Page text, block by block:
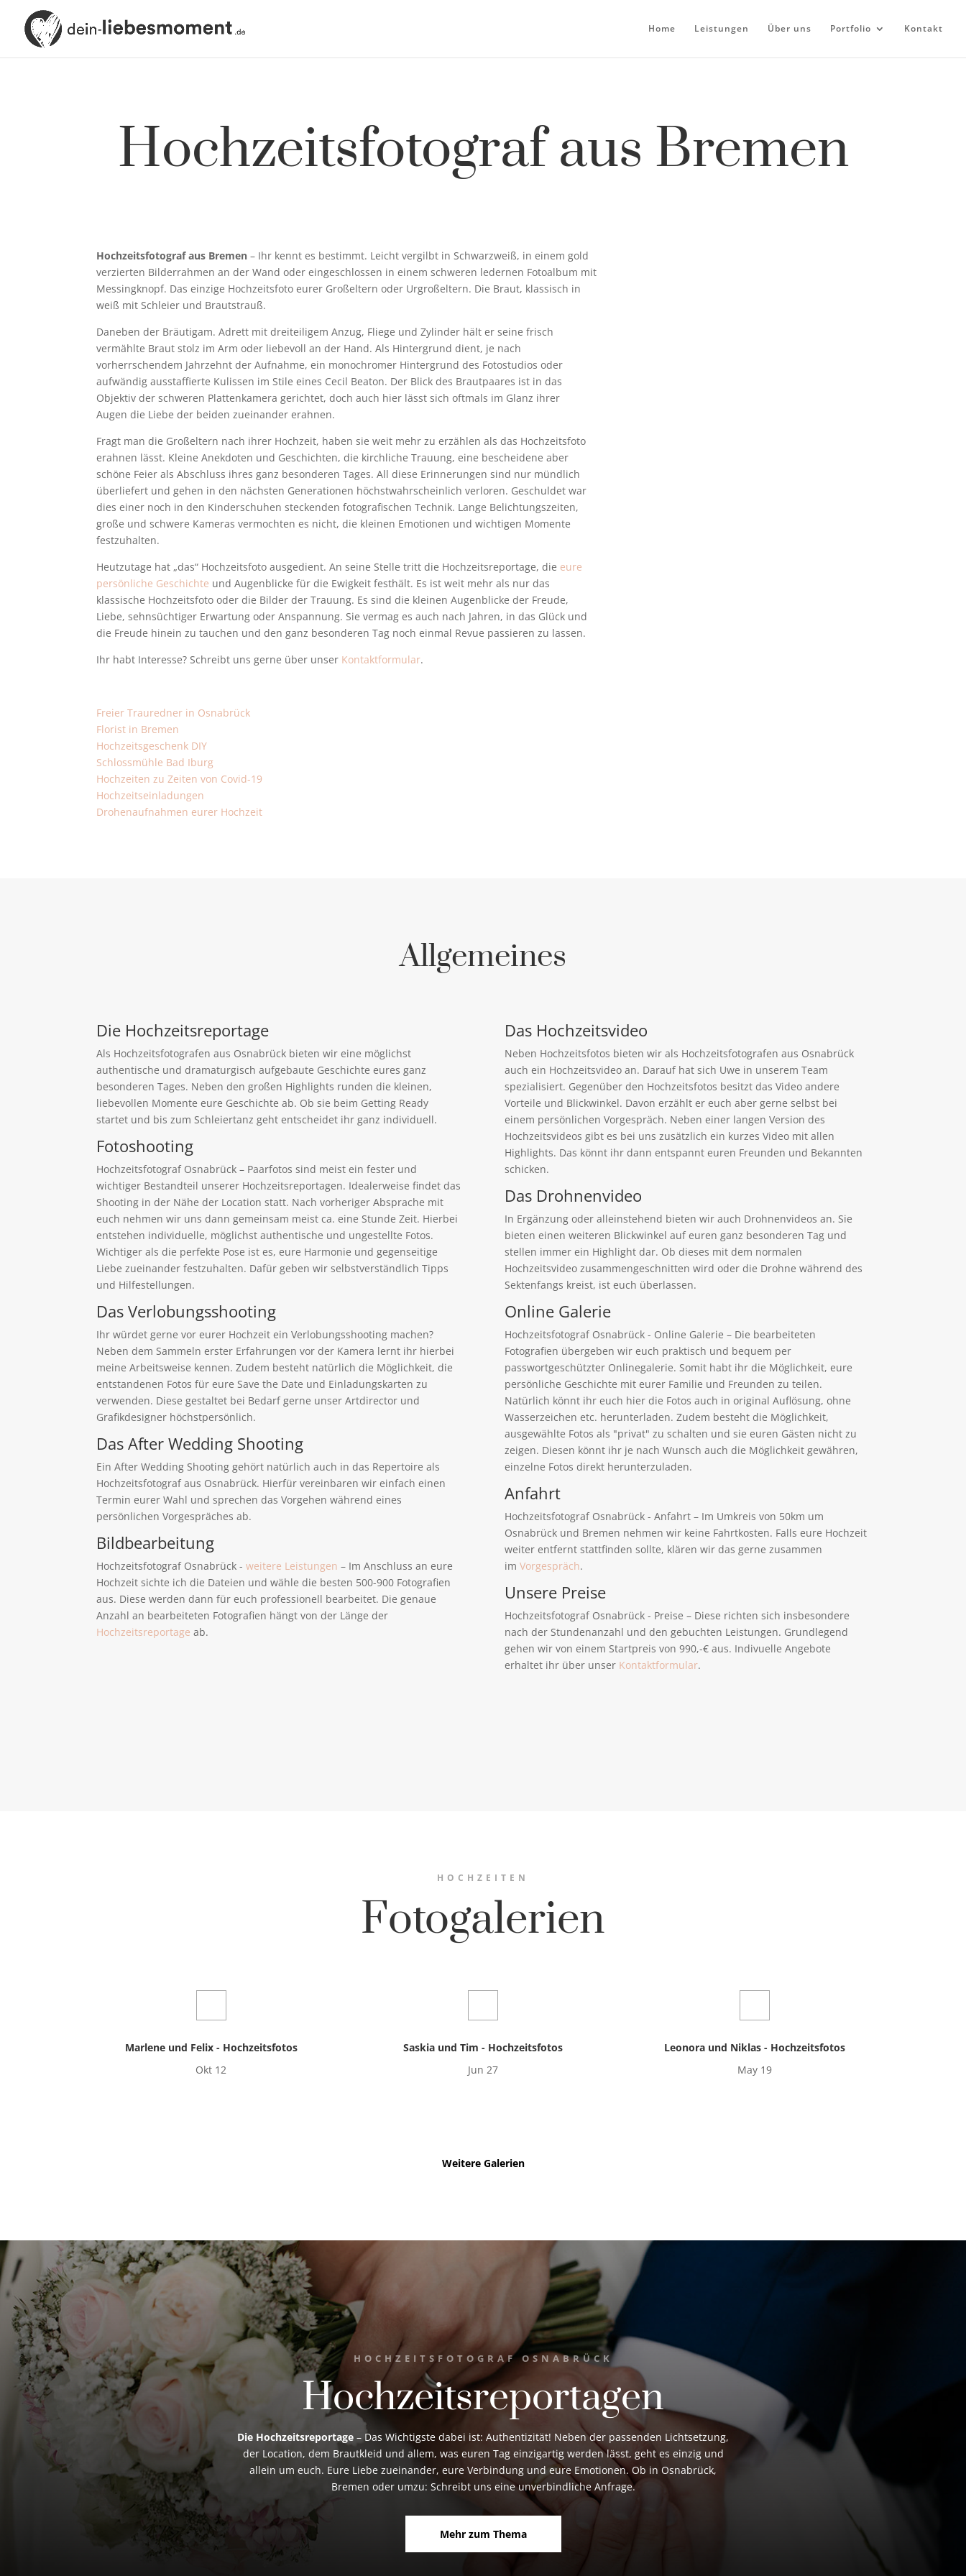
Home Leistungen Über uns Portfolio Kontakt
Hochzeitsfotograf aus Bremen
Hochzeitsfotograf aus Bremen – Ihr kennt es bestimmt. Leicht vergilbt in Schwarzweiß, in einem gold
verzierten Bilderrahmen an der Wand oder eingeschlossen in einem schweren ledernen Fotoalbum mit
Messingknopf. Das einzige Hochzeitsfoto eurer Großeltern oder Urgroßeltern. Die Braut, klassisch in
weiß mit Schleier und Brautstrauß.
Daneben der Bräutigam. Adrett mit dreiteiligem Anzug, Fliege und Zylinder hält er seine frisch
vermählte Braut stolz im Arm oder liebevoll an der Hand. Als Hintergrund dient, je nach
vorherrschendem Jahrzehnt der Aufnahme, ein monochromer Hintergrund des Fotostudios oder
aufwändig ausstaffierte Kulissen im Stile eines Cecil Beaton. Der Blick des Brautpaares ist in das
Objektiv der schweren Plattenkamera gerichtet, doch auch hier lässt sich oftmals im Glanz ihrer
Augen die Liebe der beiden zueinander erahnen.
Fragt man die Großeltern nach ihrer Hochzeit, haben sie weit mehr zu erzählen als das Hochzeitsfoto
erahnen lässt. Kleine Anekdoten und Geschichten, die kirchliche Trauung, eine bescheidene aber
schöne Feier als Abschluss ihres ganz besonderen Tages. All diese Erinnerungen sind nur mündlich
überliefert und gehen in den nächsten Generationen höchstwahrscheinlich verloren. Geschuldet war
dies einer noch in den Kinderschuhen steckenden fotografischen Technik. Lange Belichtungszeiten,
große und schwere Kameras vermochten es nicht, die kleinen Emotionen und wichtigen Momente
festzuhalten.
Heutzutage hat „das“ Hochzeitsfoto ausgedient. An seine Stelle tritt die Hochzeitsreportage, die eure
persönliche Geschichte und Augenblicke für die Ewigkeit festhält. Es ist weit mehr als nur das
klassische Hochzeitsfoto oder die Bilder der Trauung. Es sind die kleinen Augenblicke der Freude,
Liebe, sehnsüchtiger Erwartung oder Anspannung. Sie vermag es auch nach Jahren, in das Glück und
die Freude hinein zu tauchen und den ganz besonderen Tag noch einmal Revue passieren zu lassen.
Ihr habt Interesse? Schreibt uns gerne über unser Kontaktformular.
Freier Trauredner in Osnabrück
Florist in Bremen
Hochzeitsgeschenk DIY
Schlossmühle Bad Iburg
Hochzeiten zu Zeiten von Covid-19
Hochzeitseinladungen
Drohenaufnahmen eurer Hochzeit
Allgemeines
Die Hochzeitsreportage
Als Hochzeitsfotografen aus Osnabrück bieten wir eine möglichst
authentische und dramaturgisch aufgebaute Geschichte eures ganz
besonderen Tages. Neben den großen Highlights runden die kleinen,
liebevollen Momente eure Geschichte ab. Ob sie beim Getting Ready
startet und bis zum Schleiertanz geht entscheidet ihr ganz individuell.
Fotoshooting
Hochzeitsfotograf Osnabrück – Paarfotos sind meist ein fester und
wichtiger Bestandteil unserer Hochzeitsreportagen. Idealerweise findet das
Shooting in der Nähe der Location statt. Nach vorheriger Absprache mit
euch nehmen wir uns dann gemeinsam meist ca. eine Stunde Zeit. Hierbei
entstehen individuelle, möglichst authentische und ungestellte Fotos.
Wichtiger als die perfekte Pose ist es, eure Harmonie und gegenseitige
Liebe zueinander festzuhalten. Dafür geben wir selbstverständlich Tipps
und Hilfestellungen.
Das Verlobungsshooting
Ihr würdet gerne vor eurer Hochzeit ein Verlobungsshooting machen?
Neben dem Sammeln erster Erfahrungen vor der Kamera lernt ihr hierbei
meine Arbeitsweise kennen. Zudem besteht natürlich die Möglichkeit, die
entstandenen Fotos für eure Save the Date und Einladungskarten zu
verwenden. Diese gestaltet bei Bedarf gerne unser Artdirector und
Grafikdesigner höchstpersönlich.
Das After Wedding Shooting
Ein After Wedding Shooting gehört natürlich auch in das Repertoire als
Hochzeitsfotograf aus Osnabrück. Hierfür vereinbaren wir einfach einen
Termin eurer Wahl und sprechen das Vorgehen während eines
persönlichen Vorgespräches ab.
Bildbearbeitung
Hochzeitsfotograf Osnabrück -weitere Leistungen – Im Anschluss an eure
Hochzeit sichte ich die Dateien und wähle die besten 500-900 Fotografien
aus. Diese werden dann für euch professionell bearbeitet. Die genaue
Anzahl an bearbeiteten Fotografien hängt von der Länge der
Hochzeitsreportage ab.
Das Hochzeitsvideo
Neben Hochzeitsfotos bieten wir als Hochzeitsfotografen aus Osnabrück
auch ein Hochzeitsvideo an. Darauf hat sich Uwe in unserem Team
spezialisiert. Gegenüber den Hochzeitsfotos besitzt das Video andere
Vorteile und Blickwinkel. Davon erzählt er euch aber gerne selbst bei
einem persönlichen Vorgespräch. Neben einer langen Version des
Hochzeitsvideos gibt es bei uns zusätzlich ein kurzes Video mit allen
Highlights. Das könnt ihr dann entspannt euren Freunden und Bekannten
schicken.
Das Drohnenvideo
In Ergänzung oder alleinstehend bieten wir auch Drohnenvideos an. Sie
bieten einen weiteren Blickwinkel auf euren ganz besonderen Tag und
stellen immer ein Highlight dar. Ob dieses mit dem normalen
Hochzeitsvideo zusammengeschnitten wird oder die Drohne während des
Sektenfangs kreist, ist euch überlassen.
Online Galerie
Hochzeitsfotograf Osnabrück - Online Galerie – Die bearbeiteten
Fotografien übergeben wir euch praktisch und bequem per
passwortgeschützter Onlinegalerie. Somit habt ihr die Möglichkeit, eure
persönliche Geschichte mit eurer Familie und Freunden zu teilen.
Natürlich könnt ihr euch hier die Fotos auch in original Auflösung, ohne
Wasserzeichen etc. herunterladen. Zudem besteht die Möglichkeit,
ausgewählte Fotos als "privat" zu schalten und sie euren Gästen nicht zu
zeigen. Diesen könnt ihr je nach Wunsch auch die Möglichkeit gewähren,
einzelne Fotos direkt herunterzuladen.
Anfahrt
Hochzeitsfotograf Osnabrück - Anfahrt – Im Umkreis von 50km um
Osnabrück und Bremen nehmen wir keine Fahrtkosten. Falls eure Hochzeit
weiter entfernt stattfinden sollte, klären wir das gerne zusammen
im Vorgespräch.
Unsere Preise
Hochzeitsfotograf Osnabrück - Preise – Diese richten sich insbesondere
nach der Stundenanzahl und den gebuchten Leistungen. Grundlegend
gehen wir von einem Startpreis von 990,-€ aus. Indivuelle Angebote
erhaltet ihr über unser Kontaktformular.
HOCHZEITEN
Fotogalerien
Marlene und Felix - Hochzeitsfotos
Okt 12
Saskia und Tim - Hochzeitsfotos
Jun 27
Leonora und Niklas - Hochzeitsfotos
May 19
Weitere Galerien
HOCHZEITSFOTOGRAF OSNABRÜCK
Hochzeitsreportagen
Die Hochzeitsreportage – Das Wichtigste dabei ist: Authentizität! Neben der passenden Lichtsetzung,
der Location, dem Brautkleid und allem, was euren Tag einzigartig werden lässt, geht es einzig und
allein um euch. Eure Liebe zueinander, eure Verbindung und eure Emotionen. Ob in Osnabrück,
Bremen oder umzu: Schreibt uns eine unverbindliche Anfrage.
Mehr zum Thema